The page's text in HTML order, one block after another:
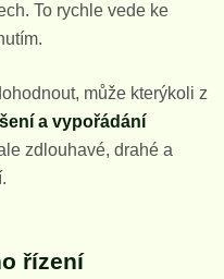
To rychle vede ke
může kterýkoli z
a vypořádání
zdlouhavé, drahé a
řízení